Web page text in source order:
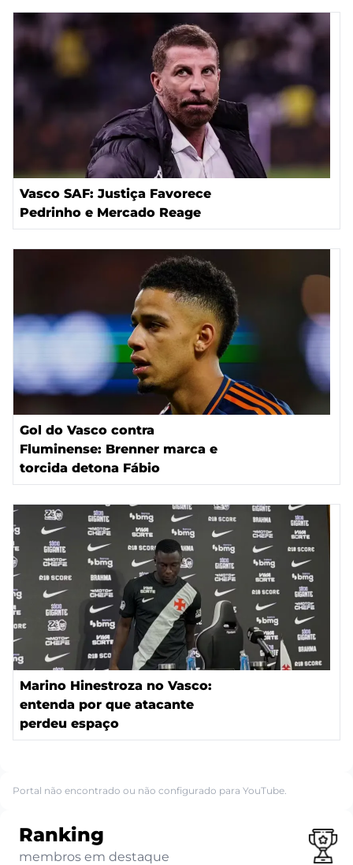
Vasco SAF: Justiça Favorece
Pedrinho e Mercado Reage
Gol do Vasco contra
Fluminense: Brenner marca e
torcida detona Fábio
Marino Hinestroza no Vasco:
entenda por que atacante
perdeu espaço
Portal não encontrado ou não configurado para YouTube.
Ranking
membros em destaque